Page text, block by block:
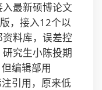
最新硕博论文
，接入12个以
料库，误差控
究生小陈投期
编辑部用
引用，原来低